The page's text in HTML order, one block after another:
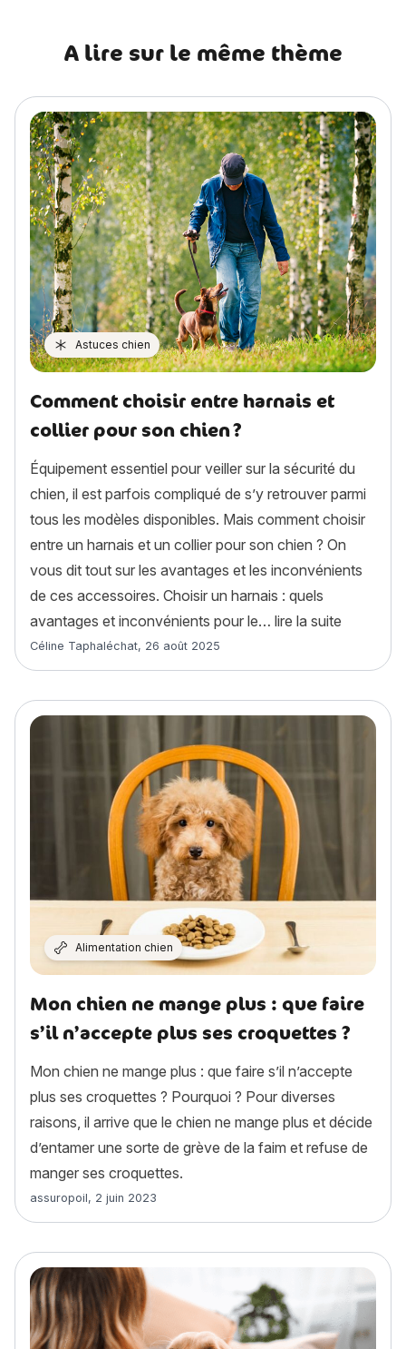
A lire sur le même thème
Astuces chien
Comment choisir entre harnais et
collier pour son chien ?
Équipement essentiel pour veiller sur la sécurité du
chien, il est parfois compliqué de s’y retrouver parmi
tous les modèles disponibles. Mais comment choisir
entre un harnais et un collier pour son chien ? On
vous dit tout sur les avantages et les inconvénients
de ces accessoires. Choisir un harnais : quels
avantages et inconvénients pour le… lire la suite
Article rédigé par
Céline Taphaléchat, 26 août 2025
Alimentation chien
Mon chien ne mange plus : que faire
s’il n’accepte plus ses croquettes ?
Mon chien ne mange plus : que faire s’il n’accepte
plus ses croquettes ? Pourquoi ? Pour diverses
raisons, il arrive que le chien ne mange plus et décide
d’entamer une sorte de grève de la faim et refuse de
manger ses croquettes.
Article rédigé par
assuropoil, 2 juin 2023